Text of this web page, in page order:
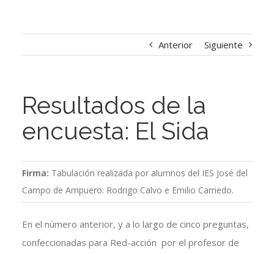
Anterior Siguiente
Resultados de la
encuesta: El Sida
Firma: Tabulación realizada por alumnos del IES José del
Campo de Ampuero: Rodrigo Calvo e Emilio Carriedo.
En el número anterior, y a lo largo de cinco preguntas,
confeccionadas para Red-acción por el profesor de